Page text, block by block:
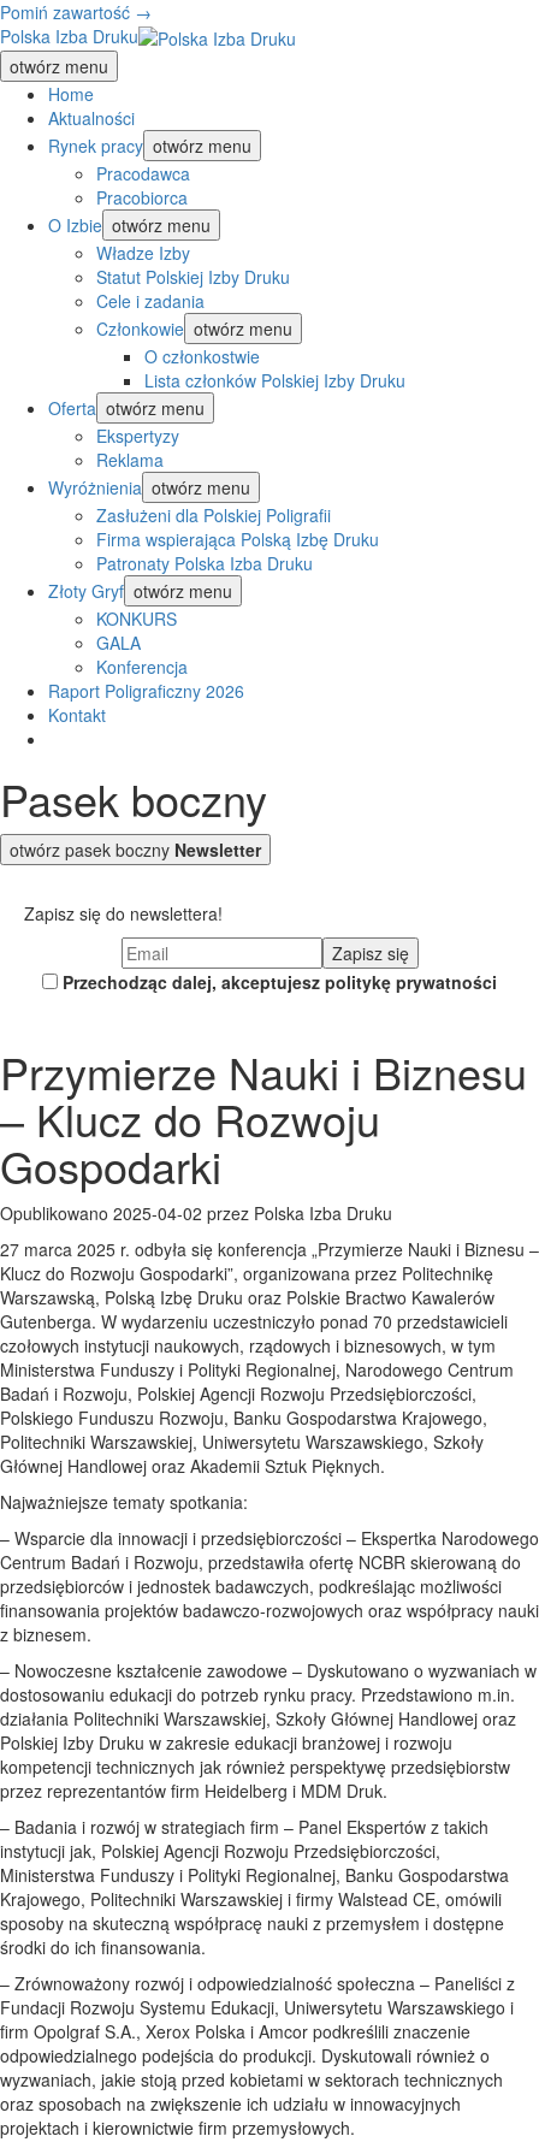
Pomiń zawartość →
Polska Izba Druku
otwórz menu
Home
Aktualności
Rynek pracy otwórz menu
Pracodawca
Pracobiorca
O Izbie otwórz menu
Władze Izby
Statut Polskiej Izby Druku
Cele i zadania
Członkowie otwórz menu
O członkostwie
Lista członków Polskiej Izby Druku
Oferta otwórz menu
Ekspertyzy
Reklama
Wyróżnienia otwórz menu
Zasłużeni dla Polskiej Poligrafii
Firma wspierająca Polską Izbę Druku
Patronaty Polska Izba Druku
Złoty Gryf otwórz menu
KONKURS
GALA
Konferencja
Raport Poligraficzny 2026
Kontakt
Pasek boczny
otwórz pasek boczny Newsletter
Zapisz się do newslettera!
Przechodząc dalej, akceptujesz politykę prywatności
Przymierze Nauki i Biznesu
– Klucz do Rozwoju
Gospodarki
Opublikowano 2025-04-02 przez Polska Izba Druku
27 marca 2025 r. odbyła się konferencja „Przymierze Nauki i Biznesu –
Klucz do Rozwoju Gospodarki”, organizowana przez Politechnikę
Warszawską, Polską Izbę Druku oraz Polskie Bractwo Kawalerów
Gutenberga. W wydarzeniu uczestniczyło ponad 70 przedstawicieli
czołowych instytucji naukowych, rządowych i biznesowych, w tym
Ministerstwa Funduszy i Polityki Regionalnej, Narodowego Centrum
Badań i Rozwoju, Polskiej Agencji Rozwoju Przedsiębiorczości,
Polskiego Funduszu Rozwoju, Banku Gospodarstwa Krajowego,
Politechniki Warszawskiej, Uniwersytetu Warszawskiego, Szkoły
Głównej Handlowej oraz Akademii Sztuk Pięknych.
Najważniejsze tematy spotkania:
– Wsparcie dla innowacji i przedsiębiorczości – Ekspertka Narodowego
Centrum Badań i Rozwoju, przedstawiła ofertę NCBR skierowaną do
przedsiębiorców i jednostek badawczych, podkreślając możliwości
finansowania projektów badawczo-rozwojowych oraz współpracy nauki
z biznesem.
– Nowoczesne kształcenie zawodowe – Dyskutowano o wyzwaniach w
dostosowaniu edukacji do potrzeb rynku pracy. Przedstawiono m.in.
działania Politechniki Warszawskiej, Szkoły Głównej Handlowej oraz
Polskiej Izby Druku w zakresie edukacji branżowej i rozwoju
kompetencji technicznych jak również perspektywę przedsiębiorstw
przez reprezentantów firm Heidelberg i MDM Druk.
– Badania i rozwój w strategiach firm – Panel Ekspertów z takich
instytucji jak, Polskiej Agencji Rozwoju Przedsiębiorczości,
Ministerstwa Funduszy i Polityki Regionalnej, Banku Gospodarstwa
Krajowego, Politechniki Warszawskiej i firmy Walstead CE, omówili
sposoby na skuteczną współpracę nauki z przemysłem i dostępne
środki do ich finansowania.
– Zrównoważony rozwój i odpowiedzialność społeczna – Paneliści z
Fundacji Rozwoju Systemu Edukacji, Uniwersytetu Warszawskiego i
firm Opolgraf S.A., Xerox Polska i Amcor podkreślili znaczenie
odpowiedzialnego podejścia do produkcji. Dyskutowali również o
wyzwaniach, jakie stoją przed kobietami w sektorach technicznych
oraz sposobach na zwiększenie ich udziału w innowacyjnych
projektach i kierownictwie firm przemysłowych.